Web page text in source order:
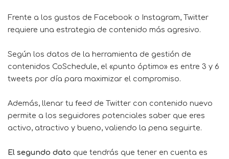
Frente a los gustos de Facebook o Instagram, Twitter
requiere una estrategia de contenido más agresivo.
Según los datos de la herramienta de gestión de
contenidos CoSchedule, el «punto óptimo» es entre 3 y 6
tweets por día para maximizar el compromiso.
Además, llenar tu feed de Twitter con contenido nuevo
permite a los seguidores potenciales saber que eres
activo, atractivo y bueno, valiendo la pena seguirte.
El segundo dato que tendrás que tener en cuenta es